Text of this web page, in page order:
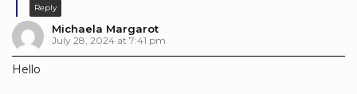
Reply
Michaela Margarot
July 28, 2024 at 7:41 pm
Hello